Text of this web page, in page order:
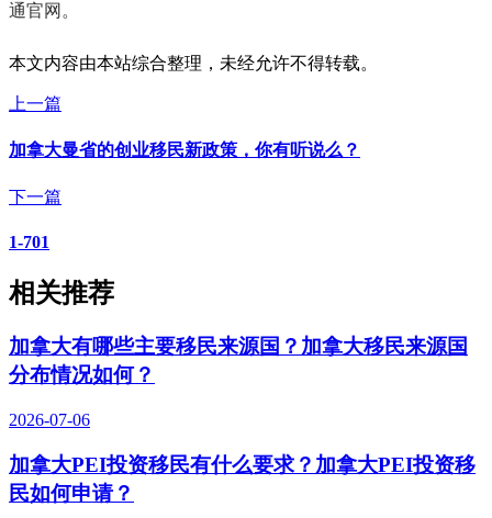
通官网。
本文内容由本站综合整理，未经允许不得转载。
上一篇
加拿大曼省的创业移民新政策，你有听说么？
下一篇
1-701
相关推荐
加拿大有哪些主要移民来源国？加拿大移民来源国
分布情况如何？
2026-07-06
加拿大PEI投资移民有什么要求？加拿大PEI投资移
民如何申请？